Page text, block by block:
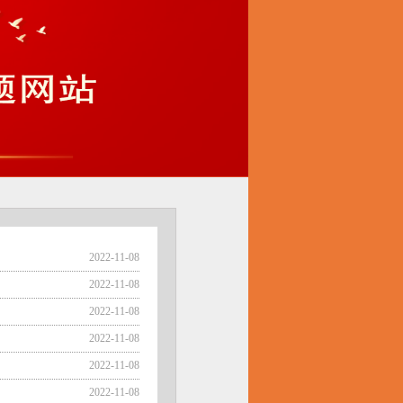
2022-11-08
2022-11-08
2022-11-08
2022-11-08
2022-11-08
2022-11-08